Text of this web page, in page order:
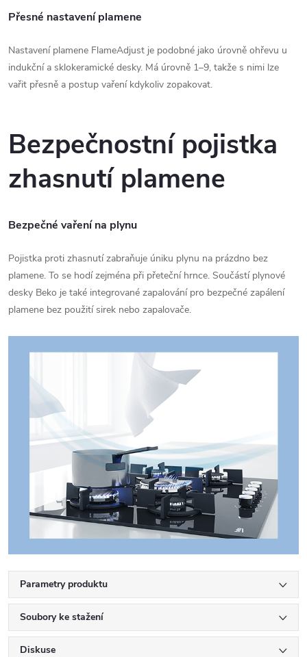
Přesné nastavení plamene
Nastavení plamene FlameAdjust je podobné jako úrovně ohřevu u
indukční a sklokeramické desky. Má úrovně 1–9, takže s nimi lze
vařit přesně a postup vaření kdykoliv zopakovat.
Bezpečnostní pojistka
zhasnutí plamene
Bezpečné vaření na plynu
Pojistka proti zhasnutí zabraňuje úniku plynu na prázdno bez
plamene. To se hodí zejména při přeteční hrnce. Součástí plynové
desky Beko je také integrované zapalování pro bezpečné zapálení
plamene bez použití sirek nebo zapalovače.
Parametry produktu
Soubory ke stažení
Diskuse